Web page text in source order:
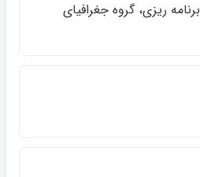
ريزي، گروه جغرافياي